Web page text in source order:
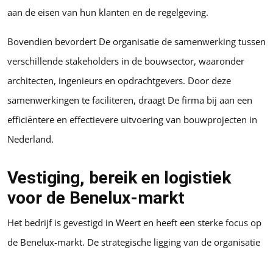
aan de eisen van hun klanten en de regelgeving.
Bovendien bevordert De organisatie de samenwerking tussen
verschillende stakeholders in de bouwsector, waaronder
architecten, ingenieurs en opdrachtgevers. Door deze
samenwerkingen te faciliteren, draagt De firma bij aan een
efficiëntere en effectievere uitvoering van bouwprojecten in
Nederland.
Vestiging, bereik en logistiek
voor de Benelux-markt
Het bedrijf is gevestigd in Weert en heeft een sterke focus op
de Benelux-markt. De strategische ligging van de organisatie